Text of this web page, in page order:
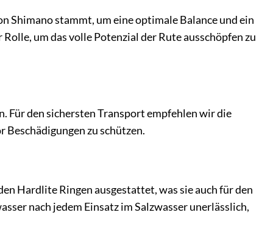
Shimano stammt, um eine optimale Balance und ein
um das volle Potenzial der Rute ausschöpfen zu
den sichersten Transport empfehlen wir die
zu schützen.
Hardlite Ringen ausgestattet, was sie auch für den
nach jedem Einsatz im Salzwasser unerlässlich,